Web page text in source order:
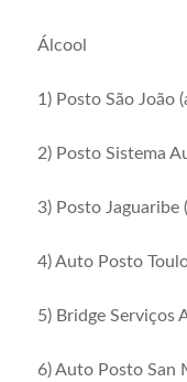
Álcool
1) Posto São João
2) Posto Sistema
3) Posto Jaguaribe
4) Auto Posto
5) Bridge Serviços
6) Auto Posto San